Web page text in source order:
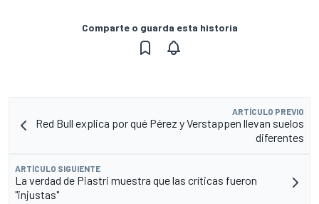
Comparte o guarda esta historia
ARTÍCULO PREVIO
Red Bull explica por qué Pérez y Verstappen llevan suelos
diferentes
ARTÍCULO SIGUIENTE
La verdad de Piastri muestra que las críticas fueron
"injustas"